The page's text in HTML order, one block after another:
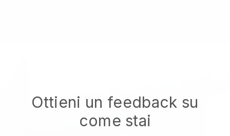
Ottieni un feedback su
come stai